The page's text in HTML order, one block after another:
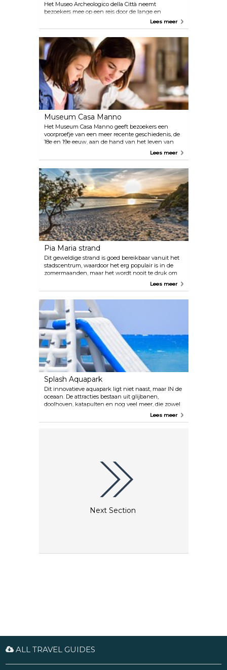
Het Museo Archeologico della Città neemt
bezoekers mee op een reis door de lange en
fascinerende geschiedenis van het gebied, van
prehistorische gegevens via de Nuraghische
de Fenicische en Romeinse tijd. Liefhebbers van
geschiedenis en archeologie zullen deze exposities
niet willen missen.
Lees meer
Museum Casa Manno
Het Museum Casa Manno geeft bezoekers een
voorproefje van een meer recente geschiedenis, de
18e en 19e eeuw, aan de hand van het leven van
historicus en Alghero-inwoner Guiseppe Manno. De
11 zalen van de expositie laten je kennismaken met
waardoor het voor kinderen ook leuk is.
Lees meer
Pia Maria strand
Dit geweldige strand is goed bereikbaar vanuit het
stadscentrum, waardoor het erg populair is in de
zomermaanden, maar het wordt nooit te druk om
ervan te genieten. Er zijn ligbedden te huur,
strand.
Lees meer
Splash Aquapark
Dit innovatieve aquapark ligt niet naast, maar IN de
oceaan. De attracties bestaan uit glijbanen,
doolhoven, katapulten en nog veel meer, die zowel
kinderen als volwassenen de kans bieden om zich
Lees meer
Next Section
ALL TRAVEL GUIDES